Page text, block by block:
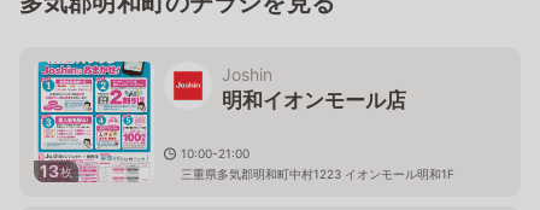
13枚
Joshin
明和イオンモール店
10:00-21:00
三重県多気郡明和町中村1223 イオンモール明和1F